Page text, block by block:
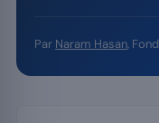
Par Naram Hasan,